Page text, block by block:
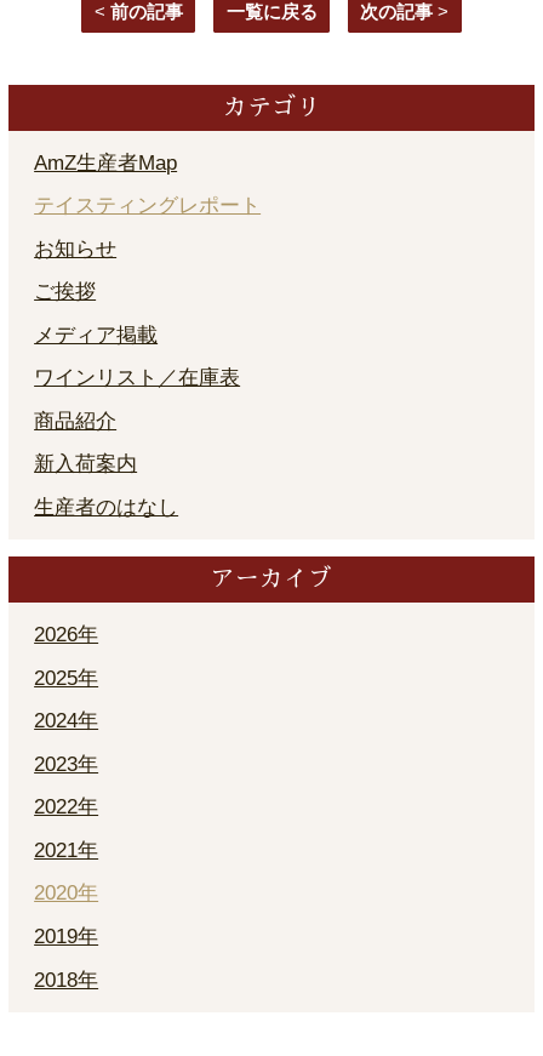
< 前の記事 一覧に戻る 次の記事 >
カテゴリ
AmZ生産者Map
テイスティングレポート
お知らせ
ご挨拶
メディア掲載
ワインリスト／在庫表
商品紹介
新入荷案内
生産者のはなし
アーカイブ
2026年
2025年
2024年
2023年
2022年
2021年
2020年
2019年
2018年